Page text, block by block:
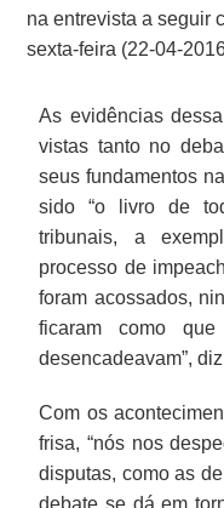
na entrevista a seguir
sexta-feira (22-04-
As evidências
vistas tanto no
seus fundamentos na
sido “o livro de
tribunais, a
processo de
foram acossados,
ficaram como
desencadeavam”,
Com os
frisa, “nós nos
disputas, como as
debate se dá em